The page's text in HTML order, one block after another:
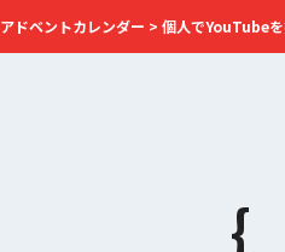
アドベントカレンダー > 個人でYouTube